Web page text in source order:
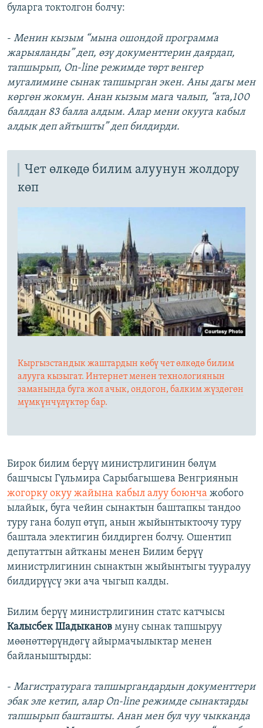
буларга токтолгон болчу:
- Менин кызым “мына ошондой программа
жарыяланды” деп, өзү документтерин даярдап,
тапшырып, On-line режимде төрт венгер
мугалимине сынак тапшырган экен. Аны дагы мен
көргөн жокмун. Анан кызым мага чалып, “ата,100
баллдан 83 балла алдым. Алар мени окууга кабыл
алдык деп айтышты” деп билдирди.
Чет өлкөдө билим алуунун жолдору
көп
Кыргызстандык жаштардын көбү чет өлкөдө билим
алууга кызыгат. Интернет менен технологиянын
заманында буга жол ачык, ондогон, балким жүздөгөн
мүмкүнчүлүктөр бар.
Бирок билим берүү министрлигинин бөлүм
башчысы Гүльмира Сарыбагышева Венгриянын
жогорку окуу жайына кабыл алуу боюнча жобого
ылайык, буга чейин сынактын баштапкы тандоо
туру гана болуп өтүп, анын жыйынтыктоочу туру
баштала электигин билдирген болчу. Ошентип
депутаттын айтканы менен Билим берүү
министрлигинин сынактын жыйынтыгы тууралуу
билдирүүсү эки ача чыгып калды.
Билим берүү министрлигинин статс катчысы
Калысбек Шадыканов муну сынак тапшыруу
мөөнөттөрүндөгү айырмачылыктар менен
байланыштырды:
- Магистратурага тапшыргандардын документтери
эбак эле кетип, алар On-line режимде сынактарды
тапшырып башташты. Анан мен бул чуу чыкканда